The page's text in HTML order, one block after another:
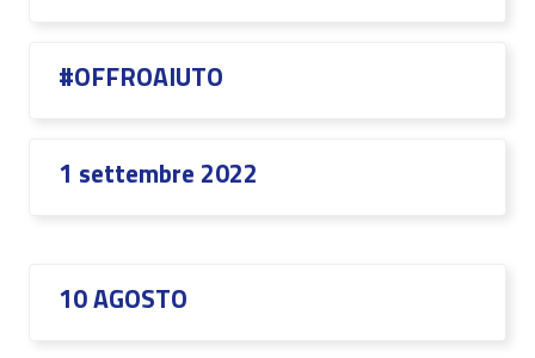
#OFFROAIUTO
1 settembre 2022
10 AGOSTO